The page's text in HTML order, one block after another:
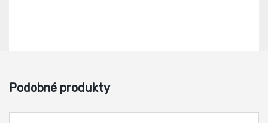
Podobné produkty